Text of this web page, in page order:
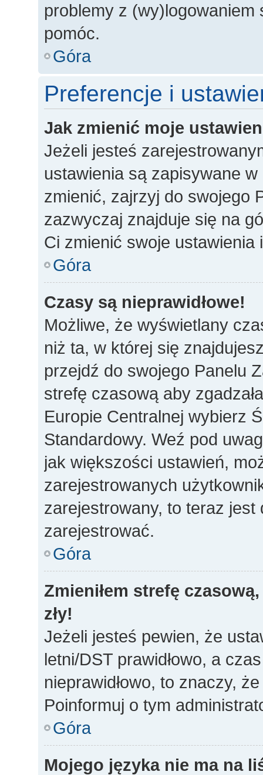
problemy z
pomóc.
Góra
Preferencje i
Jak zmienić moje
Jeżeli jesteś
ustawienia są zapisywane
zmienić, zajrzyj do swojego
zazwyczaj znajduje się na
Ci zmienić swoje ustawienia
Góra
Czasy są nieprawidłowe!
Możliwe, że wyświetlany
niż ta, w której się
przejdź do swojego Panelu
strefę czasową aby
Europie Centralnej wybierz
Standardowy. Weź pod
jak większości ustawień,
zarejestrowanych
zarejestrowany, to teraz
zarejestrować.
Góra
Zmieniłem strefę
zły!
Jeżeli jesteś pewien, że
letni/DST prawidłowo, a
nieprawidłowo, to znaczy,
Poinformuj o tym
Góra
Mojego języka nie ma na